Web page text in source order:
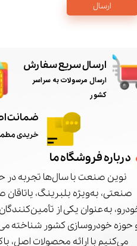
ارسال
ارسال سریع سفارش
ارسال مرسولات به سراسر
کشور
ضمانت
خریدی
درباره فروشگاه ما
نوین صنعت با سال‌ها تجربه
صنعتی، به‌ویژه بلبرینگ،
به‌عنوان یکی از
حوزه خودروسازی کشور شناخته
می‌کنیم با ارائه محصولات اصل،